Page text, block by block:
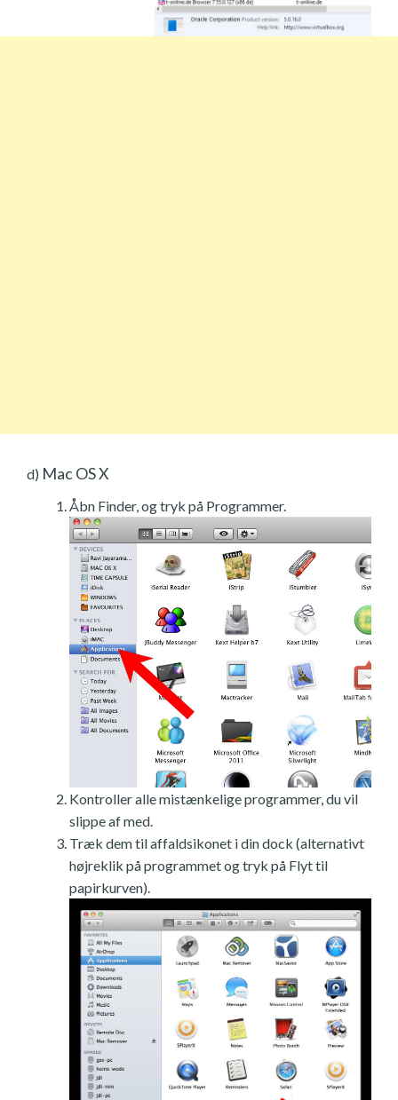
d) Mac OS X
Åbn Finder, og tryk på Programmer.
Kontroller alle mistænkelige programmer, du vil
slippe af med.
Træk dem til affaldsikonet i din dock (alternativt
højreklik på programmet og tryk på Flyt til
papirkurven).